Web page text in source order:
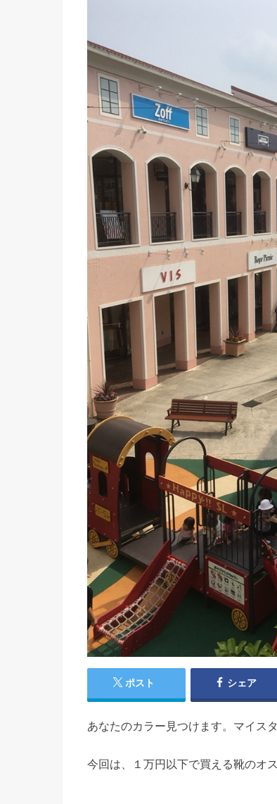
ポスト シェア
あなたのカラー見つけます。マイス
今回は、１万円以下で買える靴のオ